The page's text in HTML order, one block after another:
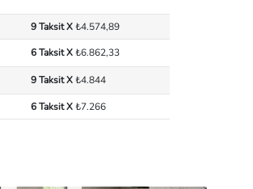
9 Taksit X₺4.574,89
6 Taksit X₺6.862,33
9 Taksit X₺4.844
6 Taksit X₺7.266